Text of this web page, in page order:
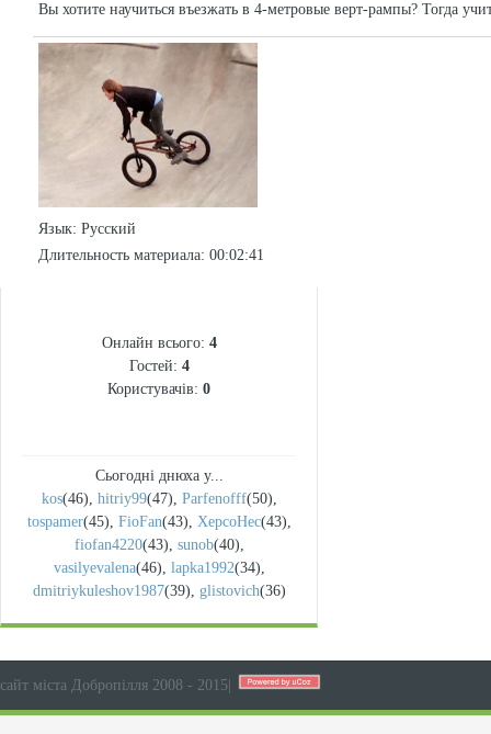
Вы хотите научиться въезжать в 4-метровые верт-рампы? Тогда
Язык: Русский
Длительность материала: 00:02:41
Онлайн всього: 4
Гостей: 4
Користувачів: 0
Сьогодні днюха у...
kos(46), hitriy99(47), Parfenofff(50),
tospamer(45), FioFan(43), XepcoHec(43),
fiofan4220(43), sunob(40),
vasilyevalena(46), lapka1992(34),
dmitriykuleshov1987(39), glistovich(36)
сайт міста Добропілля 2008 - 2015